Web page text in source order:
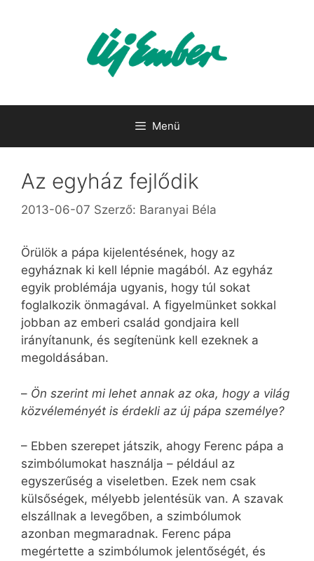
Menü
Az egyház fejlődik
2013-06-07 Szerző: Baranyai Béla
Örülök a pápa kijelentésének, hogy az
egyháznak ki kell lépnie magából. Az egyház
egyik problémája ugyanis, hogy túl sokat
foglalkozik önmagával. A figyelmünket sokkal
jobban az emberi család gondjaira kell
irányítanunk, és segítenünk kell ezeknek a
megoldásában.
– Ön szerint mi lehet annak az oka, hogy a világ
közvéleményét is érdekli az új pápa személye?
– Ebben szerepet játszik, ahogy Ferenc pápa a
szimbólumokat használja – például az
egyszerűség a viseletben. Ezek nem csak
külsőségek, mélyebb jelentésük van. A szavak
elszállnak a levegőben, a szimbólumok
azonban megmaradnak. Ferenc pápa
megértette a szimbólumok jelentőségét, és